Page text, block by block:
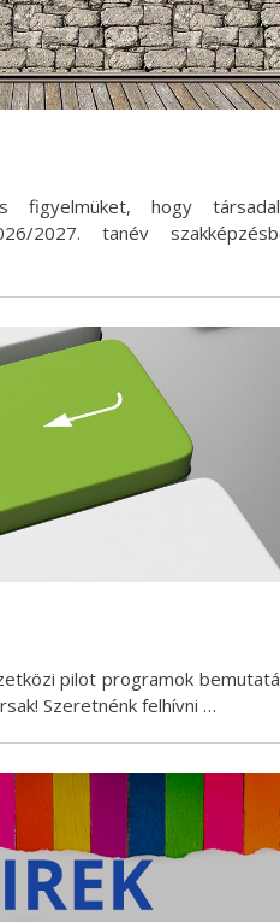
figyelmüket, hogy
2027. tanév
pilot programok
Szeretnénk felhívni …